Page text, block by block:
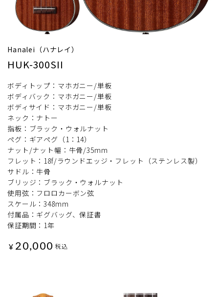
Hanalei（ハナレイ）
HUK-300SII
ボディトップ：マホガニー/単板
ボディバック：マホガニー/単板
ボディサイド：マホガニー/単板
ネック：ナトー
指板：ブラック・ウォルナット
ペグ：ギアペグ（1：14）
ナット/ナット幅：牛骨/35mm
フレット：18f/ラウンドエッジ・フレット（ステンレス製）
サドル：牛骨
ブリッジ：ブラック・ウォルナット
使用弦：フロロカーボン弦
スケール：348mm
付属品：ギグバッグ、保証書
保証期間：1年
¥ 20,000 税込